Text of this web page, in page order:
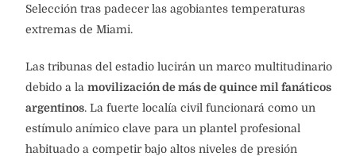
Selección tras padecer las agobiantes temperaturas
extremas de Miami.
Las tribunas del estadio lucirán un marco multitudinario
debido a la movilización de más de quince mil fanáticos
argentinos. La fuerte localía civil funcionará como un
estímulo anímico clave para un plantel profesional
habituado a competir bajo altos niveles de presión